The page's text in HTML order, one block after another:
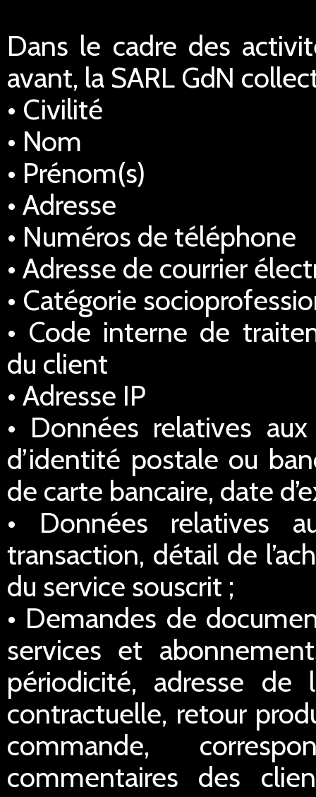
Dans le cadre des
avant, la SARL GdN
• Civilité
• Nom
• Prénom(s)
• Adresse
• Numéros de téléphone
• Adresse de courrier
• Catégorie
• Code interne de
du client
• Adresse IP
• Données relatives
d’identité postale ou
de carte bancaire, date
• Données relatives
transaction, détail de
du service souscrit ;
• Demandes de
services et
périodicité, adresse de
contractuelle, retour
commande,
commentaires des